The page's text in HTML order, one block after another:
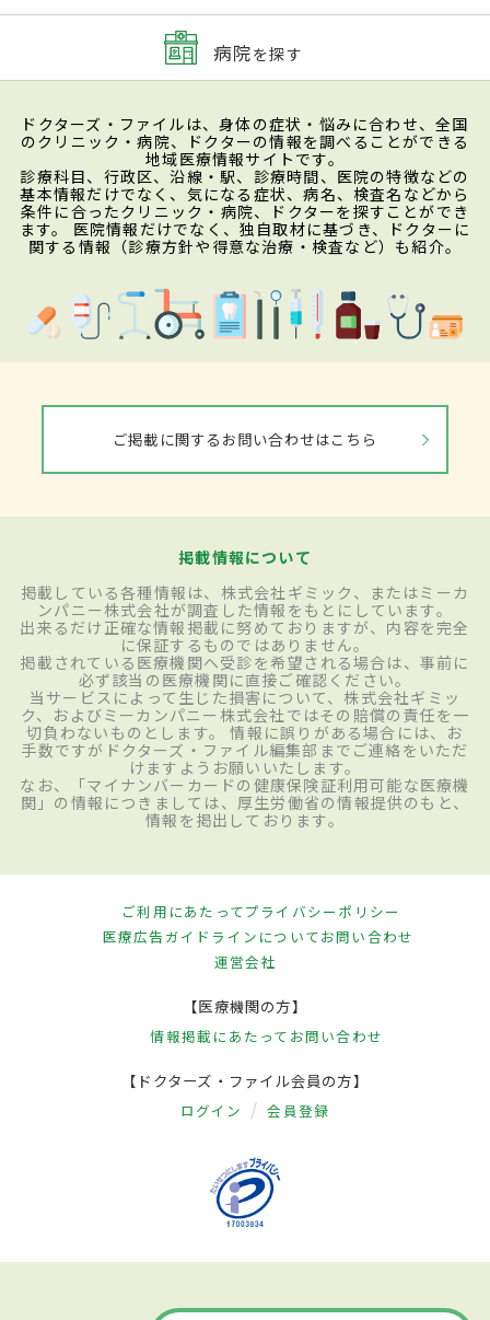
病院を探す
ドクターズ・ファイルは、身体の症状・悩みに合わせ、全国
のクリニック・病院、ドクターの情報を調べることができる
地域医療情報サイトです。
診療科目、行政区、沿線・駅、診療時間、医院の特徴などの
基本情報だけでなく、気になる症状、病名、検査名などから
条件に合ったクリニック・病院、ドクターを探すことができ
ます。 医院情報だけでなく、独自取材に基づき、ドクターに
関する情報（診療方針や得意な治療・検査など）も紹介。
ご掲載に関するお問い合わせはこちら
掲載情報について
掲載している各種情報は、株式会社ギミック、またはミーカ
ンパニー株式会社が調査した情報をもとにしています。
出来るだけ正確な情報掲載に努めておりますが、内容を完全
に保証するものではありません。
掲載されている医療機関へ受診を希望される場合は、事前に
必ず該当の医療機関に直接ご確認ください。
当サービスによって生じた損害について、株式会社ギミッ
ク、およびミーカンパニー株式会社ではその賠償の責任を一
切負わないものとします。 情報に誤りがある場合には、お
手数ですがドクターズ・ファイル編集部までご連絡をいただ
けますようお願いいたします。
なお、「マイナンバーカードの健康保険証利用可能な医療機
関」の情報につきましては、厚生労働省の情報提供のもと、
情報を掲出しております。
ご利用にあたってプライバシーポリシー
医療広告ガイドラインについてお問い合わせ
運営会社
【医療機関の方】
情報掲載にあたって お問い合わせ
【ドクターズ・ファイル会員の方】
ログイン 会員登録